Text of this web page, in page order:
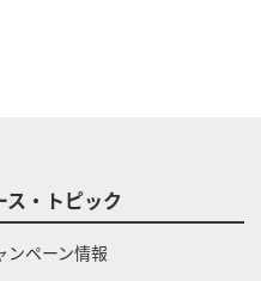
ス・トピック
ンペーン情報